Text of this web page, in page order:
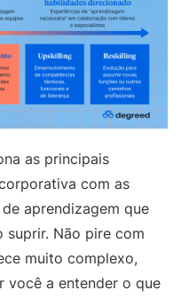
as principais
com as
aprendizagem que
suprir. Não pire com
muito complexo,
você a entender o que